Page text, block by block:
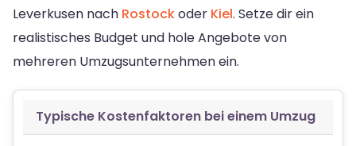
Leverkusen nach Rostockoder Kiel. Setze dir ein
realistisches Budget und hole Angebote von
mehreren Umzugsunternehmen ein.
Typische Kostenfaktoren bei einem Umzug